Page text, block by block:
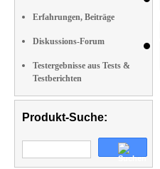
Erfahrungen, Beiträge
Diskussions-Forum
Testergebnisse aus Tests &
Testberichten
Produkt-Suche: